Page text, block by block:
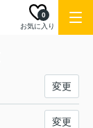
お気に入り
0
変更
変更